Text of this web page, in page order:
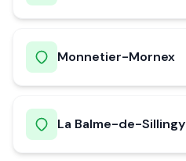
Monnetier-Mornex
La Balme-de-Sillingy